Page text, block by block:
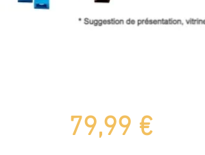
79,99 €Prix